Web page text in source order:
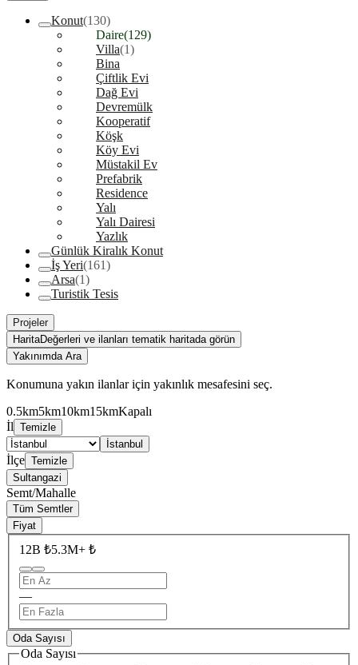
Konut(130)
Daire(129)
Villa(1)
Bina
Çiftlik Evi
Dağ Evi
Devremülk
Kooperatif
Köşk
Köy Evi
Müstakil Ev
Prefabrik
Residence
Yalı
Yalı Dairesi
Yazlık
Günlük Kiralık Konut
İş Yeri(161)
Arsa(1)
Turistik Tesis
Projeler
HaritaDeğerleri ve ilanları tematik haritada görün
Yakınımda Ara
Konumuna yakın ilanlar için yakınlık mesafesini seç.
0.5km5km10km15kmKapalı
İl Temizle
İstanbul
İlçe Temizle
Sultangazi
Semt/Mahalle
Tüm Semtler
Fiyat
12B ₺5.3M+ ₺
—
Oda Sayısı
Oda Sayısı